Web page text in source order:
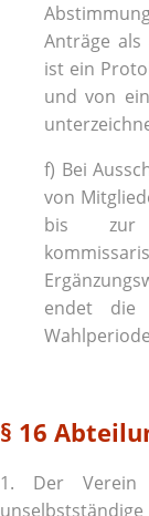
Anträge als
ist ein
und von
f) Bei
von
bis zur
endet die
§ 16
1. Der Verein